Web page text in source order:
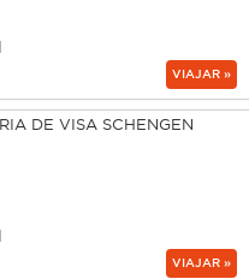
VIAJAR »
DE VISA SCHENGEN
VIAJAR »